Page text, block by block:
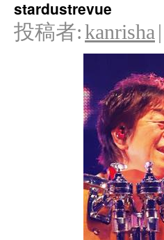
stardustrevue
投稿者:kanrisha |